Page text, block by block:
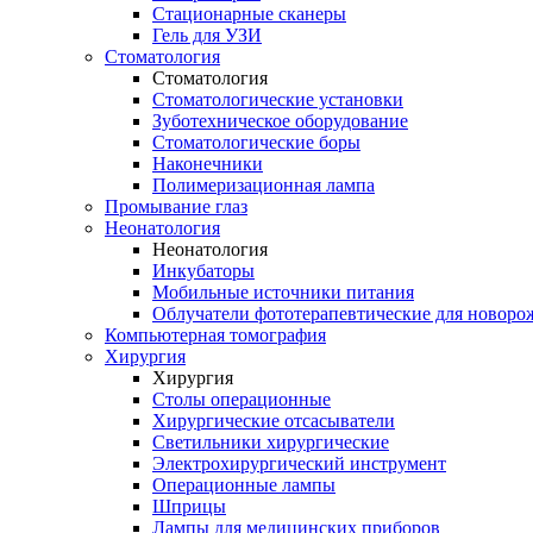
Стационарные сканеры
Гель для УЗИ
Стоматология
Стоматология
Стоматологические установки
Зуботехническое оборудование
Стоматологические боры
Наконечники
Полимеризационная лампа
Промывание глаз
Неонатология
Неонатология
Инкубаторы
Мобильные источники питания
Облучатели фототерапевтические для
Компьютерная томография
Хирургия
Хирургия
Столы операционные
Хирургические отсасыватели
Светильники хирургические
Электрохирургический инструмент
Операционные лампы
Шприцы
Лампы для медицинских приборов